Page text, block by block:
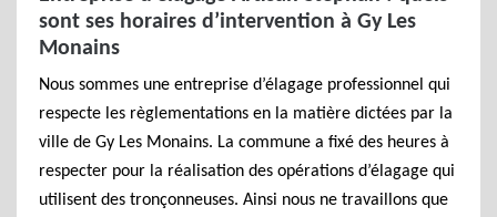
sont ses horaires d’intervention à Gy Les
Monains
Nous sommes une entreprise d’élagage professionnel qui
respecte les règlementations en la matière dictées par la
ville de Gy Les Monains. La commune a fixé des heures à
respecter pour la réalisation des opérations d’élagage qui
utilisent des tronçonneuses. Ainsi nous ne travaillons que